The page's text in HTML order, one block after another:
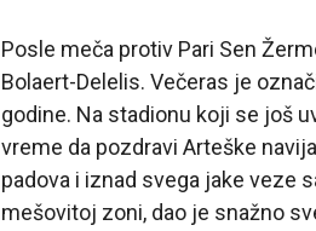
Posle meča protiv Pari Sen
Bolaert-Delelis. Večeras je
godine. Na stadionu koji se još
vreme da pozdravi Arteške
padova i iznad svega jake veze
mešovitoj zoni, dao je snažno